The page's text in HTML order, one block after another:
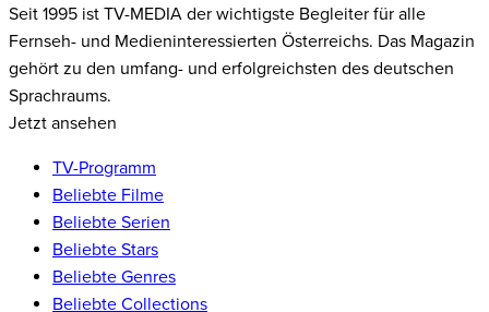
Seit 1995 ist TV-MEDIA der wichtigste Begleiter für alle
Fernseh- und Medieninteressierten Österreichs. Das Magazin
gehört zu den umfang- und erfolgreichsten des deutschen
Sprachraums.
Jetzt ansehen
TV-Programm
Beliebte Filme
Beliebte Serien
Beliebte Stars
Beliebte Genres
Beliebte Collections